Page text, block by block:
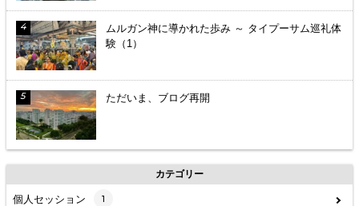
ムルガン神に導かれた歩み ～ タイプーサム巡礼体
験（1）
ただいま、ブログ再開
カテゴリー
個人セッション 1